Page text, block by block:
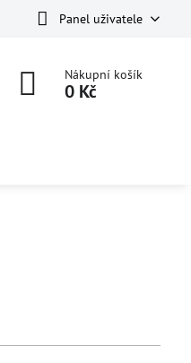
Panel uživatele
Nákupní košík
0 Kč